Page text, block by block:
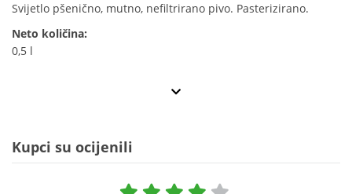
Svijetlo pšenično, mutno, nefiltrirano pivo. Pasterizirano.
Neto količina:
0,5 l
Kupci su ocijenili